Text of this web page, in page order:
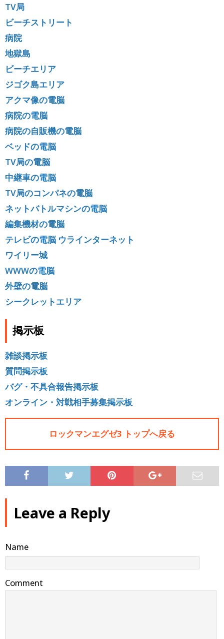
TV局
ビーチストリート
病院
地獄島
ビーチエリア
ジゴク島エリア
アクマ像の電脳
病院の電脳
病院の自販機の電脳
ベッドの電脳
TV局の電脳
中継車の電脳
TV局のコンパネの電脳
ネットバトルマシンの電脳
編集機材の電脳
テレビの電脳 ウラインターネット
ワイリー城
WWWの電脳
外壁の電脳
シークレットエリア
掲示板
雑談掲示板
質問掲示板
バグ・不具合報告掲示板
オンライン・対戦相手募集掲示板
ロックマンエグゼ3 トップへ戻る
Leave a Reply
Name
Comment